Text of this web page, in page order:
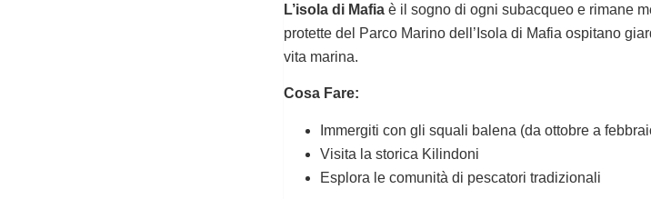
L’isola di Mafia è il sogno di ogni subacqueo e rimane
protette del Parco Marino dell’Isola di Mafia ospitano
vita marina.
Cosa Fare:
Immergiti con gli squali balena (da ottobre a
Visita la storica Kilindoni
Esplora le comunità di pescatori tradizionali